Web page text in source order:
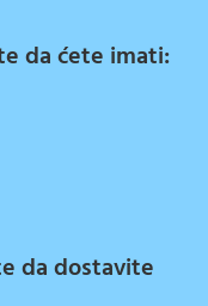
da ćete imati:
da dostavite